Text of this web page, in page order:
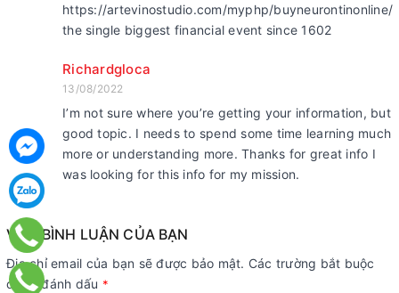
https://artevinostudio.com/myphp/buyneurontinonline/
the single biggest financial event since 1602
Richardgloca
13/08/2022
I’m not sure where you’re getting your information, but
good topic. I needs to spend some time learning much
more or understanding more. Thanks for great info I
was looking for this info for my mission.
VIẾT BÌNH LUẬN CỦA BẠN
Địa chỉ email của bạn sẽ được bảo mật. Các trường bắt buộc
được đánh dấu *